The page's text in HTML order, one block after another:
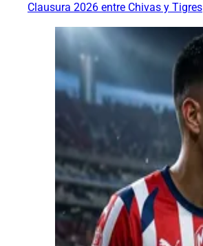
Clausura 2026 entre Chivas y Tigres